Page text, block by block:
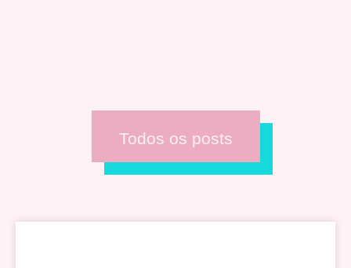
Todos os posts